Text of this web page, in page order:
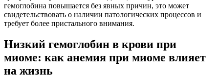
гемоглобина повышается без явных причин, это может
свидетельствовать о наличии патологических процессов и
требует более пристального внимания.
Низкий гемоглобин в крови при
миоме: как анемия при миоме влияет
на жизнь